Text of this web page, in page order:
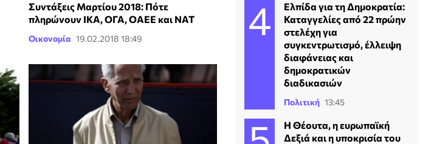
Συντάξεις Μαρτίου 2018: Πότε
πληρώνουν ΙΚΑ, ΟΓΑ, ΟΑΕΕ και ΝΑΤ
Οικονομία 19.02.2018 18:49
Ελπίδα για τη Δημοκρατία:
Καταγγελίες από 22 πρώην
στελέχη για
συγκεντρωτισμό, έλλειψη
διαφάνειας και
δημοκρατικών
διαδικασιών
Πολιτική 13:45
Η Θέουτα, η ευρωπαϊκή
Δεξιά και η υποκρισία του